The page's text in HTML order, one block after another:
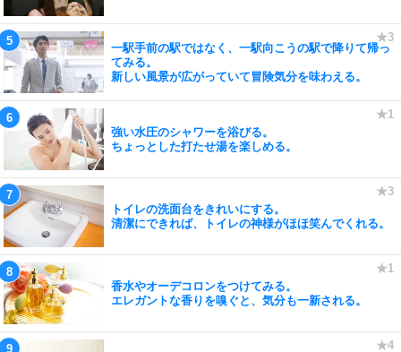
一駅手前の駅ではなく、一駅向こうの駅で降りて帰っ
てみる。
新しい風景が広がっていて冒険気分を味わえる。
強い水圧のシャワーを浴びる。
ちょっとした打たせ湯を楽しめる。
トイレの洗面台をきれいにする。
清潔にできれば、トイレの神様がほほ笑んでくれる。
香水やオーデコロンをつけてみる。
エレガントな香りを嗅ぐと、気分も一新される。